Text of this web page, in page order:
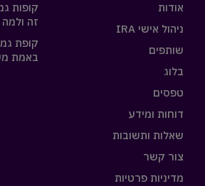
אודות
ניהול אישי IRA
שותפים
בלוג
טפסים
דוחות ומידע
שאלות ותשובות
צור קשר
מדיניות פרטיות
קופות
זה
באמת